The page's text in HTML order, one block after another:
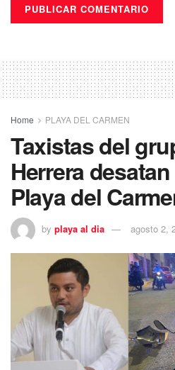
Home PLAYA DEL CARMEN
Taxistas del
Herrera
Playa del
by playa al dia agosto 2,